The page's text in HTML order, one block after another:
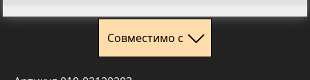
Совместимо с